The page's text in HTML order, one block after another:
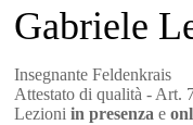
Gabriele
Insegnante Feldenkrais
Attestato di qualità - Art.
Lezioniin presenza e